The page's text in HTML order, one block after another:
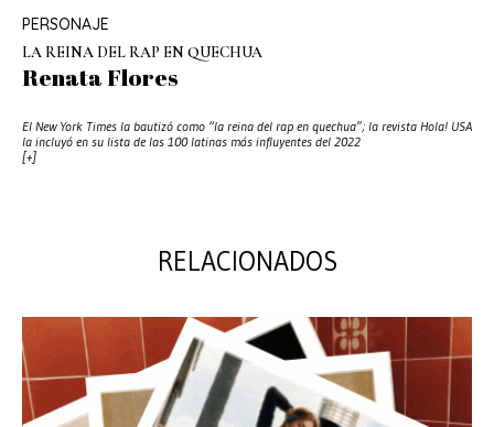
PERSONAJE
LA REINA DEL RAP EN QUECHUA
Renata Flores
El New York Times la bautizó como “la reina del rap en quechua”; la revista Hola! USA
la incluyó en su lista de las 100 latinas más influyentes del 2022
[+]
RELACIONADOS